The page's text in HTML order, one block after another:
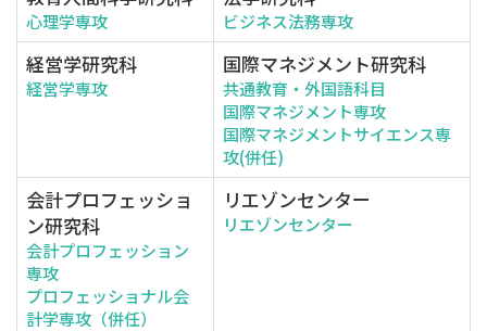
心理学専攻 ビジネス法務専攻
経営学研究科
経営学専攻
国際マネジメント研究科
共通教育・外国語科目
国際マネジメント専攻
国際マネジメントサイエンス専
攻(併任)
会計プロフェッショ
ン研究科
会計プロフェッション
専攻
プロフェッショナル会
計学専攻（併任）
リエゾンセンター
リエゾンセンター